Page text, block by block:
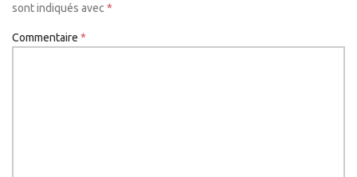
sont indiqués avec *
Commentaire *